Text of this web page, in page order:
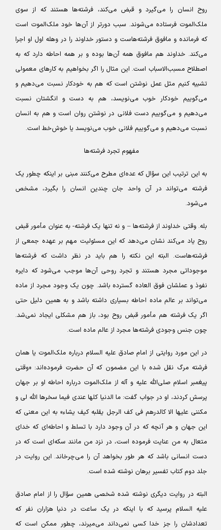
روح انسان را می‌گیرد و قبض می‌کند، فرشته‌ها هستند که از سوی
ملک‌الموت فرستاده می‌شوند. سبب دورتر از آن‌ها خود ملک‌الموت است
که فرمانده و مافوق فرشته‌هاست و دستور خداوند را در وهله اول او اجرا
می‌کند. خداوند هم مافوق همه آن‌ها بوده و بر همه احاطه دارد که به
اصطلاح مسبب‌الاسباب است. این مثال را اگر بخواهیم به کارهای معمولی
تشبیه کنیم مثل عمل نوشتن است که هم به خودکار نسبت می‌دهیم و
می‌گوییم خودکار خوب می‌نویسد، هم به دست و انگشتان نسبت
می‌دهیم و می‌گوییم دست فلانی در نوشتن روان است و هم به انسان
نسبت می‌دهیم و می‌گوییم فلانی خوب می‌نویسد یا خوش‌خط است.
مفهوم تجرد فرشته‌ها
به این ترتیب این سؤال که عده‌ای مطرح می‌کنند مبنی بر اینکه چطور یک
فرشته می‌تواند در آن واحد جان چندین انسان را بگیرد، مشخص
می‌شود.
بله. وقتی خداوند از فرشته‌ها – و نه تنها یک فرشته- به عنوان مأمور قبض
روح یاد می‌کند نشان می‌دهد که این مسئولیت مهم بر عهده جمعی از
فرشته‌هاست. البته این نکته را هم باید در نظر داشت که فرشته‌ها
موجوداتی مجرد هستند و تجرد روحی آن‌ها موجب می‌شود که دایره
نفوذ و عملشان فوق العاده گسترده باشد. چون یک وجود مجرد از ماده
می‌تواند بر عالم ماده احاطه بسیاری داشته باشد و به همین دلیل حتی
اگر یک فرشته هم مأمور قبض روح بود، باز هم مشکلی ایجاد نمی‌شد.
چون جنس وجودی فرشته‌ها مجرد از عالم ماده است.
در این مورد روایتی از امام صادق علیه السلام درباره ملک‌الموت یا همان
فرشته مرگ نقل شده با این مضمون که آن حضرت فرموده‌اند: «وقتی
پیغمبر اسلام صلی‌الله علیه و آله از ملک‌الموت درباره احاطه او بر جهان
پرسش کردند، او در جواب گفت: ما الدنیا کلها عندى فیما سخرها اللَّه لى و
مکننى علیها الا کالدرهم فى کف الرجل یقلبه کیف یشاء» به این معنی که
این جهان و هر آنچه که در آن وجود دارد با تسلط و احاطه‌ای که خدای
متعال به من عنایت فرموده است، در نزد من مانند سکه‌ای است که در
دست انسانی باشد که هر طور بخواهد آن را می‌چرخاند. این روایت در
جلد دوم کتاب تفسیر برهان نوشته شده است.
البته در روایت دیگری نوشته شده شخصی همین سؤال را از امام صادق
علیه السلام پرسید که با اینکه در یک ساعت در دنیا هزاران نفر که
تعدادشان را جز خدا کسی نمی‌داند می‌میرند، چطور ممکن است که